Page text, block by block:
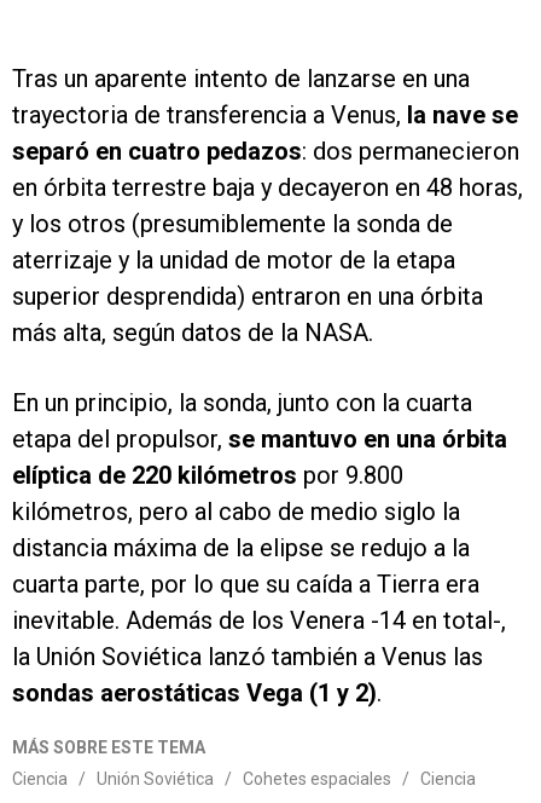
Tras un aparente intento de lanzarse en una
trayectoria de transferencia a Venus, la nave se
separó en cuatro pedazos: dos permanecieron
en órbita terrestre baja y decayeron en 48 horas,
y los otros (presumiblemente la sonda de
aterrizaje y la unidad de motor de la etapa
superior desprendida) entraron en una órbita
más alta, según datos de la NASA.
En un principio, la sonda, junto con la cuarta
etapa del propulsor, se mantuvo en una órbita
elíptica de 220 kilómetros por 9.800
kilómetros, pero al cabo de medio siglo la
distancia máxima de la elipse se redujo a la
cuarta parte, por lo que su caída a Tierra era
inevitable. Además de los Venera -14 en total-,
la Unión Soviética lanzó también a Venus las
sondas aerostáticas Vega (1 y 2).
MÁS SOBRE ESTE TEMA
Ciencia
/ Unión Soviética / Cohetes espaciales / Ciencia